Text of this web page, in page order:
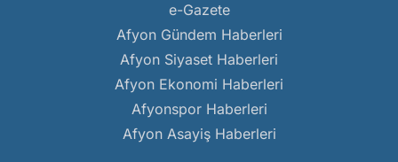
e-Gazete
Afyon Gündem Haberleri
Afyon Siyaset Haberleri
Afyon Ekonomi Haberleri
Afyonspor Haberleri
Afyon Asayiş Haberleri